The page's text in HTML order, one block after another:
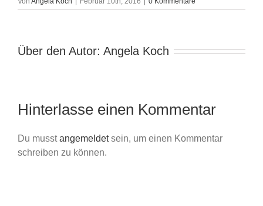
Über den Autor: Angela Koch
Hinterlasse einen Kommentar
Du musstangemeldetsein, um einen Kommentar
schreiben zu können.